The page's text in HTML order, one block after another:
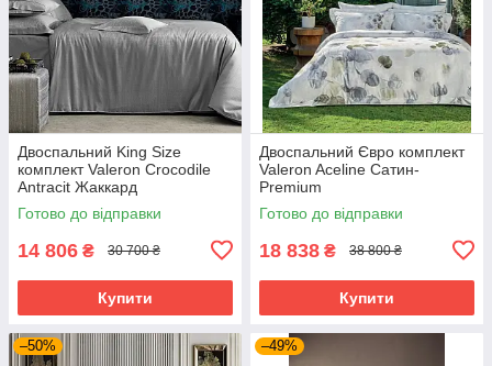
Двоспальний King Size
комплект Valeron Crocodile
Antracit Жаккард
Готово до відправки
14 806 ₴ 30 700 ₴
Купити
Двоспальний Євро комплект
Valeron Aceline Сатин-
Premium
Готово до відправки
18 838 ₴ 38 800 ₴
Купити
–50% –49%